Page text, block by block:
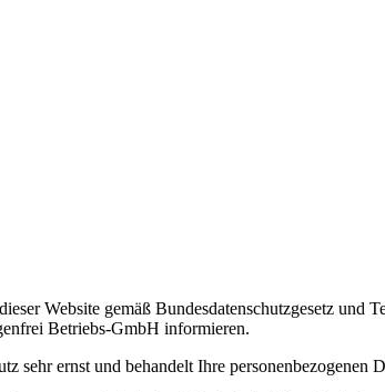
Website gemäß Bundesdatenschutzgesetz
Betriebs-GmbH informieren.
sehr ernst und behandelt Ihre personenbezogenen